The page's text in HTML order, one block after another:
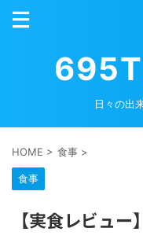
日々の出
HOME > 食事 >
食事
【実食レビュ